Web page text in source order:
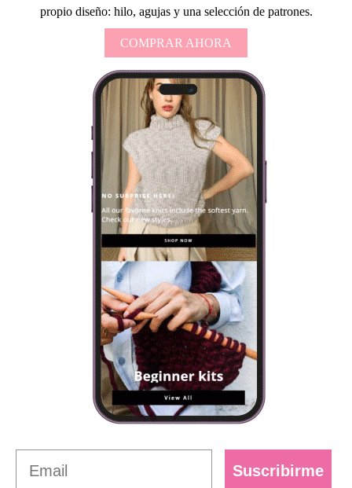
propio diseño: hilo, agujas y una selección de patrones.
COMPRAR AHORA
Suscribirme